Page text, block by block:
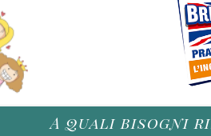
A quali bisogni